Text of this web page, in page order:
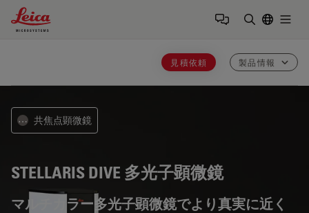
Leica Microsystems Logo
見積依頼 製品情報
⋯ 共焦点顕微鏡
STELLARIS DIVE 多光子顕微鏡
マルチカラー多光子顕微鏡でより真実に近く